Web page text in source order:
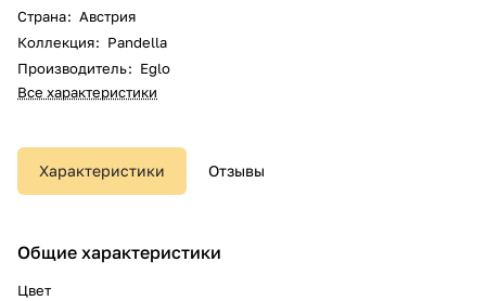
Страна: Австрия
Коллекция: Pandella
Производитель: Eglo
Все характеристики
Характеристики Отзывы
Общие характеристики
Цвет